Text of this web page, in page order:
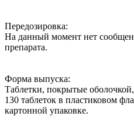
Передозировка:
На данный момент нет
препарата.
Форма выпуска:
Таблетки, покрытые
130 таблеток в пластиковом
картонной упаковке.